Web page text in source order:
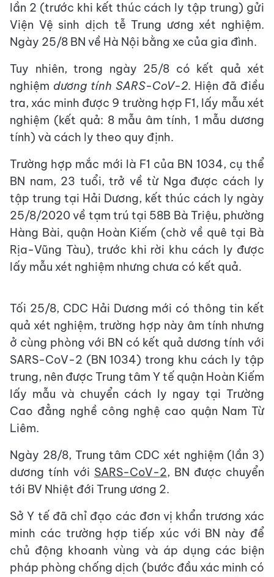
lần 2 (trước khi kết thúc cách ly tập trung) gửi
Viện Vệ sinh dịch tễ Trung ương xét nghiệm.
Ngày 25/8 BN về Hà Nội bằng xe của gia đình.
Tuy nhiên, trong ngày 25/8 có kết quả xét
nghiệm dương tính SARS-CoV-2. Hiện đã điều
tra, xác minh được 9 trường hợp F1, lấy mẫu xét
nghiệm (kết quả: 8 mẫu âm tính, 1 mẫu dương
tính) và cách ly theo quy định.
Trường hợp mắc mới là F1 của BN 1034, cụ thể
BN nam, 23 tuổi, trở về từ Nga được cách ly
tập trung tại Hải Dương, kết thúc cách ly ngày
25/8/2020 về tạm trú tại 58B Bà Triệu, phường
Hàng Bài, quận Hoàn Kiếm (chờ về quê tại Bà
Rịa-Vũng Tàu), trước khi rời khu cách ly được
lấy mẫu xét nghiệm nhưng chưa có kết quả.
Tối 25/8, CDC Hải Dương mới có thông tin kết
quả xét nghiệm, trường hợp này âm tính nhưng
ở cùng phòng với BN có kết quả dương tính với
SARS-CoV-2 (BN 1034) trong khu cách ly tập
trung, nên được Trung tâm Y tế quận Hoàn Kiếm
lấy mẫu và chuyển cách ly ngay tại Trường
Cao đẳng nghề công nghệ cao quận Nam Từ
Liêm.
Ngày 28/8, Trung tâm CDC xét nghiệm (lần 3)
dương tính với SARS-CoV-2, BN được chuyển
tới BV Nhiệt đới Trung ương 2.
Sở Y tế đã chỉ đạo các đơn vị khẩn trương xác
minh các trường hợp tiếp xúc với BN này để
chủ động khoanh vùng và áp dụng các biện
pháp phòng chống dịch (bước đầu xác minh có